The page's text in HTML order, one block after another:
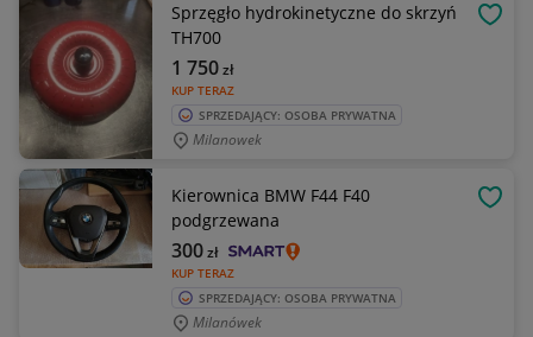
Sprzęgło hydrokinetyczne do skrzyń
TH700
KUP TERAZ
1 750zł
SPRZEDAJĄCY: OSOBA PRYWATNA
Milanowek
Kierownica BMW F44 F40
podgrzewana
KUP TERAZ
300zł
SPRZEDAJĄCY: OSOBA PRYWATNA
Milanówek